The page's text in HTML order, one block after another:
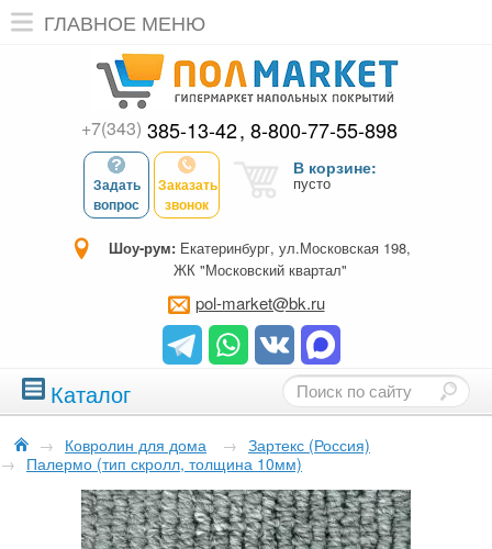
ГЛАВНОЕ МЕНЮ
+7(343) 385-13-42 8-800-77-55-898
Задать
вопрос
Заказать
звонок
В корзине:
пусто
Шоу-рум: Екатеринбург, ул.Московская 198,
ЖК "Московский квартал"
pol-market@bk.ru
Каталог
→ Ковролин для дома → Зартекс (Россия)
→ Палермо (тип скролл, толщина 10мм)